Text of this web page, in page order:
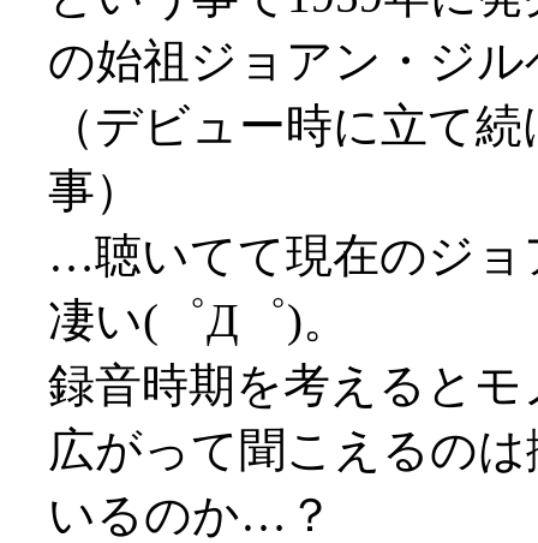
の始祖ジョアン・ジ
（デビュー時に立て
事）
…聴いてて現在のジョ
凄い(゜Д゜)。
録音時期を考えると
広がって聞こえるの
いるのか…？